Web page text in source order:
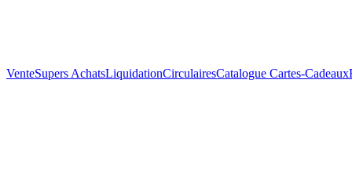
VenteSupers AchatsLiquidationCirculairesCatalogue Cartes-Cadeaux